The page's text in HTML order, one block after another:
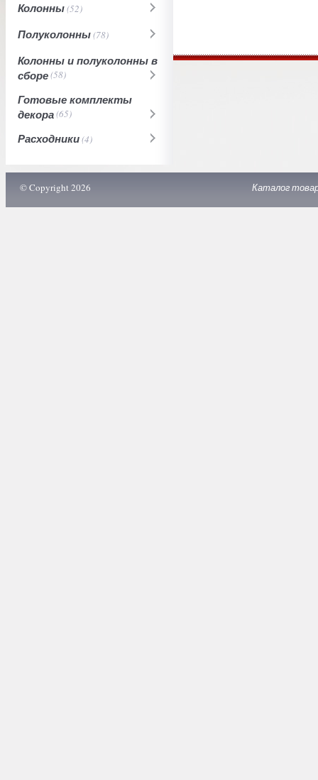
Колонны(52)
Полуколонны(78)
Колонны и полуколонны в
сборе(58)
Готовые комплекты
декора(65)
Расходники(4)
© Copyright 2026 Каталог